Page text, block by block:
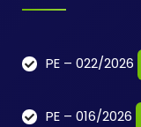
PE – 022/2026
PE – 016/2026